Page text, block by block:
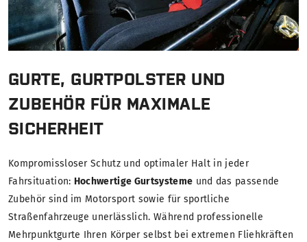
GURTE, GURTPOLSTER UND
ZUBEHÖR FÜR MAXIMALE
SICHERHEIT
Kompromissloser Schutz und optimaler Halt in jeder
Fahrsituation: Hochwertige Gurtsysteme und das passende
Zubehör sind im Motorsport sowie für sportliche
Straßenfahrzeuge unerlässlich. Während professionelle
Mehrpunktgurte Ihren Körper selbst bei extremen Fliehkräften